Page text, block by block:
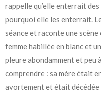
rappelle qu’elle enterrait
pourquoi elle les enterrait.
séance et raconte une
femme habillée en blanc et
pleure abondamment et peu
comprendre : sa mère était
avortement et était décédée